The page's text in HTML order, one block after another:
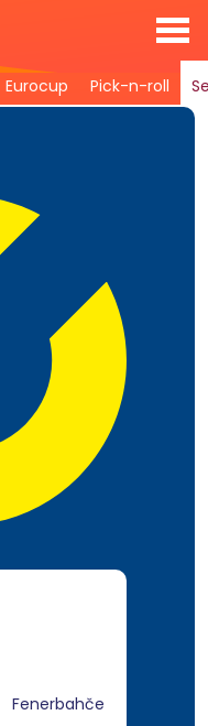
Eurocup Pick-n-roll
Fenerbahče